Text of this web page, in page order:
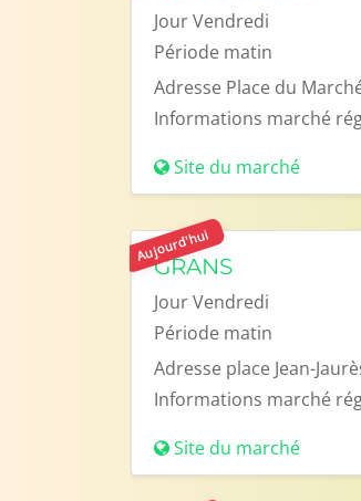
JourVendredi
Période matin
Adresse Place du
Informations marché
Site du marché
Aujourd'hui
GRANS
JourVendredi
Période matin
Adresse place Jean-
Informations marché
Site du marché